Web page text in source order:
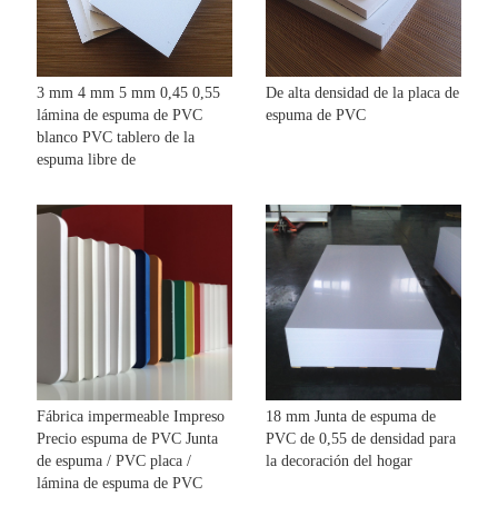
3 mm 4 mm 5 mm 0,45 0,55
lámina de espuma de PVC
blanco PVC tablero de la
espuma libre de
De alta densidad de la placa de
espuma de PVC
Fábrica impermeable Impreso
Precio espuma de PVC Junta
de espuma / PVC placa /
lámina de espuma de PVC
18 mm Junta de espuma de
PVC de 0,55 de densidad para
la decoración del hogar